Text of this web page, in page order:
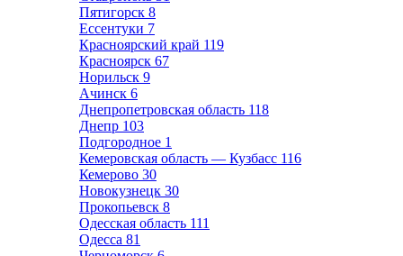
Пятигорск 8
Ессентуки 7
Красноярский край 119
Красноярск 67
Норильск 9
Ачинск 6
Днепропетровская область 118
Днепр 103
Подгородное 1
Кемеровская область — Кузбасс 116
Кемерово 30
Новокузнецк 30
Прокопьевск 8
Одесская область 111
Одесса 81